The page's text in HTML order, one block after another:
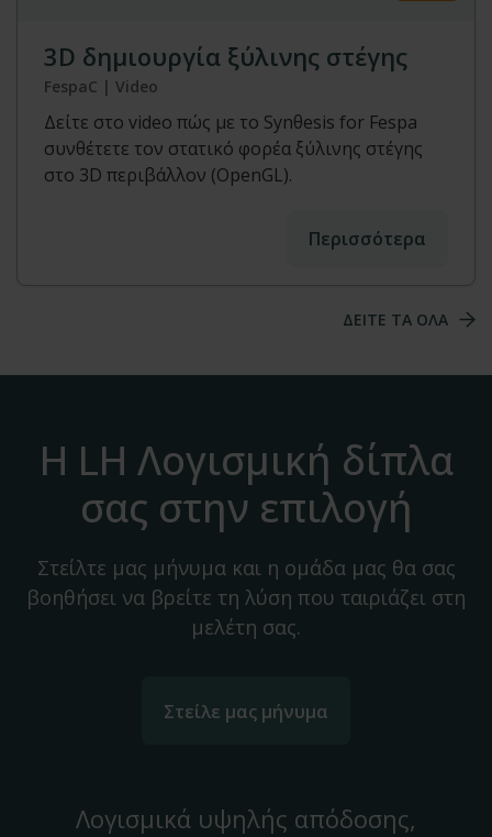
3D δημιουργία ξύλινης στέγης
FespaC | Video
Δείτε στο video πώς με το Synθesis for Fespa
συνθέτετε τον στατικό φορέα ξύλινης στέγης
στο 3D περιβάλλον (OpenGL).
Περισσότερα
ΔΕΙΤΕ ΤΑ ΟΛΑ
Η LH Λογισμική δίπλα
σας στην επιλογή
Στείλτε μας μήνυμα και η ομάδα μας θα σας
βοηθήσει να βρείτε τη λύση που ταιριάζει στη
μελέτη σας.
Στείλε μας μήνυμα
Λογισμικά υψηλής απόδοσης,